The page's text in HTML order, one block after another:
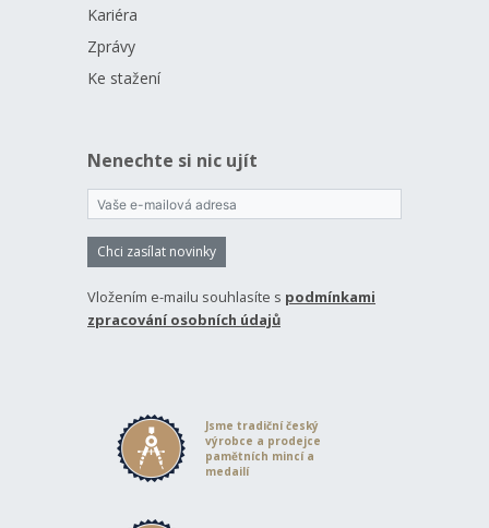
Kariéra
Zprávy
Ke stažení
Nenechte si nic ujít
Chci zasílat novinky
Vložením e-mailu souhlasíte s podmínkami
zpracování osobních údajů
Jsme tradiční český
výrobce a prodejce
pamětních mincí a
medailí